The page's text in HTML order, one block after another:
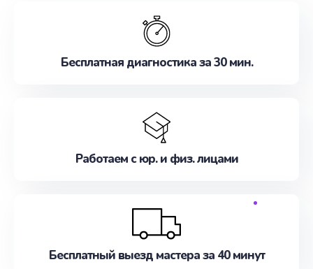
Бесплатная диагностика за 30 мин.
Работаем с юр. и физ. лицами
Бесплатный выезд мастера за 40 минут